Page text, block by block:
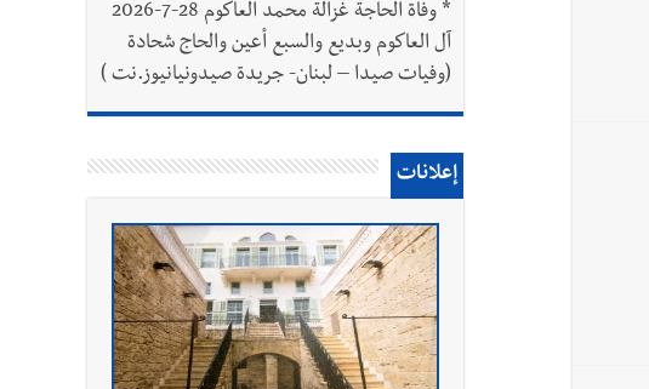
*
وفاة الحاجة غزالة محمد العاكوم 28-7-2026
آل العاكوم وبديع والسبع أعين والحاج شحادة
(وفيات صيدا – لبنان- جريدة صيدونيانيوز.نت )
إعلانات